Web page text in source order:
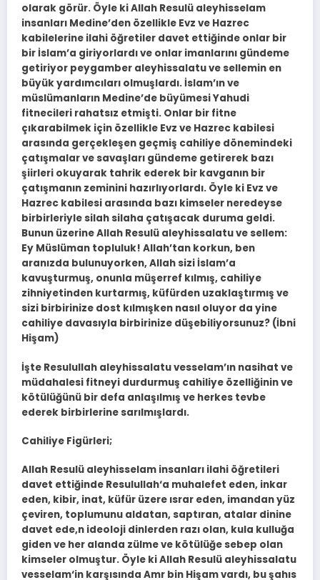
olarak görür. Öyle ki Allah Resulü aleyhisselam
insanları Medine’den özellikle Evz ve Hazrec
kabilelerine ilahi öğretiler davet ettiğinde onlar bir
bir İslam’a giriyorlardı ve onlar imanlarını gündeme
getiriyor peygamber aleyhissalatu ve sellemin en
büyük yardımcıları olmuşlardı. İslam’ın ve
müslümanların Medine’de büyümesi Yahudi
fitnecileri rahatsız etmişti. Onlar bir fitne
çıkarabilmek için özellikle Evz ve Hazrec kabilesi
arasında gerçekleşen geçmiş cahiliye dönemindeki
çatışmalar ve savaşları gündeme getirerek bazı
şiirleri okuyarak tahrik ederek bir kavganın bir
çatışmanın zeminini hazırlıyorlardı. Öyle ki Evz ve
Hazrec kabilesi arasında bazı kimseler neredeyse
birbirleriyle silah silaha çatışacak duruma geldi.
Bunun üzerine Allah Resulü aleyhissalatu ve sellem:
Ey Müslüman topluluk! Allah’tan korkun, ben
aranızda bulunuyorken, Allah sizi İslam’a
kavuşturmuş, onunla müşerref kılmış, cahiliye
zihniyetinden kurtarmış, küfürden uzaklaştırmış ve
sizi birbirinize dost kılmışken nasıl oluyor da yine
cahiliye davasıyla birbirinize düşebiliyorsunuz? (İbni
Hişam)
İşte Resulullah aleyhissalatu vesselam’ın nasihat ve
müdahalesi fitneyi durdurmuş cahiliye özelliğinin ve
kötülüğünü bir defa anlaşılmış ve herkes tevbe
ederek birbirlerine sarılmışlardı.
Cahiliye Figürleri;
Allah Resulü aleyhisselam insanları ilahi öğretileri
davet ettiğinde Resulullah‘a muhalefet eden, inkar
eden, kibir, inat, küfür üzere ısrar eden, imandan yüz
çeviren, toplumunu aldatan, saptıran, atalar dinine
davet ede,n ideoloji dinlerden razı olan, kula kulluğa
giden ve her alanda zülme ve kötülüğe sebep olan
kimseler olmuştur. Öyle ki Allah Resulü aleyhissalatu
vesselam‘in karşısında Amr bin Hişam vardı, bu şahıs